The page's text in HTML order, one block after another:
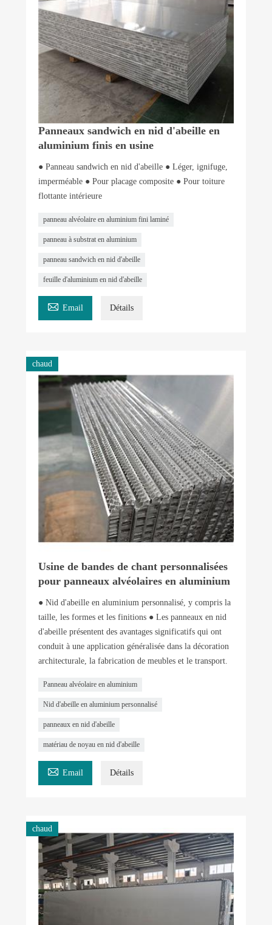
Panneaux sandwich en nid d'abeille en
aluminium finis en usine
● Panneau sandwich en nid d'abeille ● Léger, ignifuge,
imperméable ● Pour placage composite ● Pour toiture
flottante intérieure
panneau alvéolaire en aluminium fini laminé
panneau à substrat en aluminium
panneau sandwich en nid d'abeille
feuille d'aluminium en nid d'abeille
 Email Détails
chaud
Usine de bandes de chant personnalisées
pour panneaux alvéolaires en aluminium
● Nid d'abeille en aluminium personnalisé, y compris la
taille, les formes et les finitions ● Les panneaux en nid
d'abeille présentent des avantages significatifs qui ont
conduit à une application généralisée dans la décoration
architecturale, la fabrication de meubles et le transport.
Panneau alvéolaire en aluminium
Nid d'abeille en aluminium personnalisé
panneaux en nid d'abeille
matériau de noyau en nid d'abeille
 Email Détails
chaud